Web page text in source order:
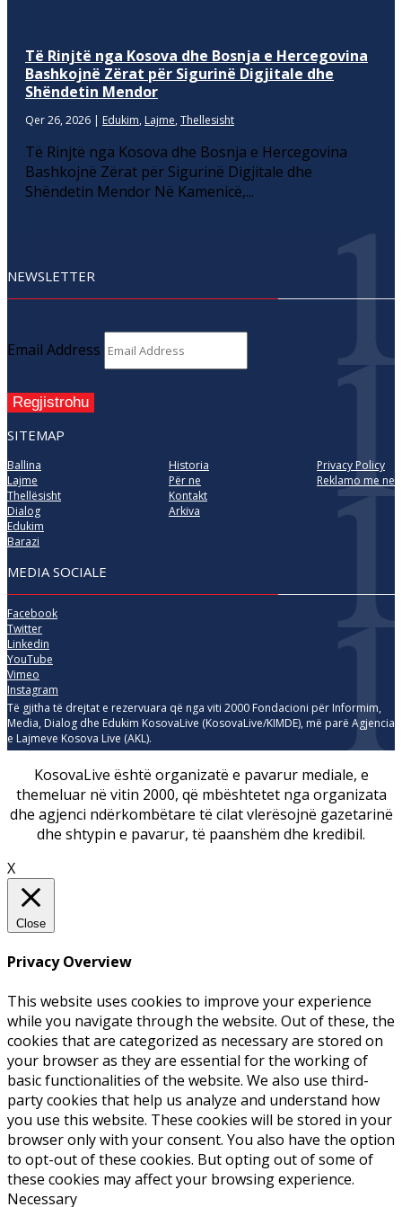
Të Rinjtë nga Kosova dhe Bosnja e Hercegovina
Bashkojnë Zërat për Sigurinë Digjitale dhe
Shëndetin Mendor
Qer 26, 2026 | Edukim, Lajme, Thellesisht
Të Rinjtë nga Kosova dhe Bosnja e Hercegovina
Bashkojnë Zërat për Sigurinë Digjitale dhe
Shëndetin Mendor Në Kamenicë,...
NEWSLETTER
Email Address
Regjistrohu
SITEMAP
Ballina
Lajme
Thellësisht
Dialog
Edukim
Barazi
Historia
Për ne
Kontakt
Arkiva
Privacy Policy
Reklamo me ne
MEDIA SOCIALE
Facebook
Twitter
Linkedin
YouTube
Vimeo
Instagram
Të gjitha të drejtat e rezervuara që nga viti 2000 Fondacioni për Informim,
Media, Dialog dhe Edukim KosovaLive (KosovaLive/KIMDE), më parë Agjencia
e Lajmeve Kosova Live (AKL).
KosovaLive është organizatë e pavarur mediale, e
themeluar në vitin 2000, që mbështetet nga organizata
dhe agjenci ndërkombëtare të cilat vlerësojnë gazetarinë
dhe shtypin e pavarur, të paanshëm dhe kredibil.
X
Close
Privacy Overview
This website uses cookies to improve your experience
while you navigate through the website. Out of these, the
cookies that are categorized as necessary are stored on
your browser as they are essential for the working of
basic functionalities of the website. We also use third-
party cookies that help us analyze and understand how
you use this website. These cookies will be stored in your
browser only with your consent. You also have the option
to opt-out of these cookies. But opting out of some of
these cookies may affect your browsing experience.
Necessary